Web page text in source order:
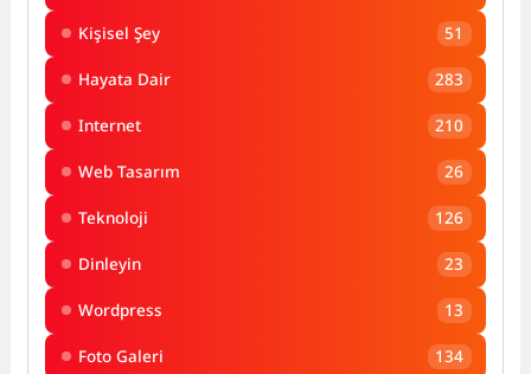
Kişisel Şey 51
Hayata Dair 283
Internet 210
Web Tasarım 26
Teknoloji 126
Dinleyin 23
Wordpress 13
Foto Galeri 134